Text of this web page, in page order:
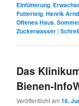
Einfütterung,
Futterteig,Henrik
Offenes Haus,
Zuckerwasser |
Das
Bienen-
Veröffentlicht am16.